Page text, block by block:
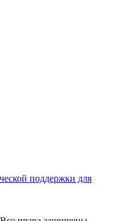
поддержки для